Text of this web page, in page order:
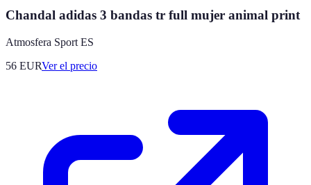
Chandal adidas 3 bandas tr full mujer animal print
Atmosfera Sport ES
56 EURVer el precio